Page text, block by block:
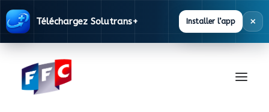
Téléchargez Solutrans+ Installer l’app ×